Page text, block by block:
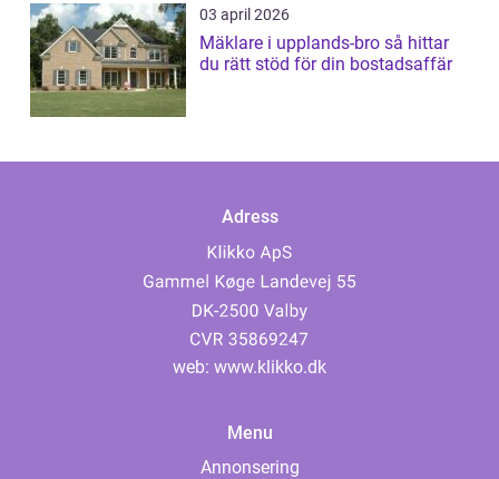
03 april 2026
Mäklare i upplands-bro så hittar
du rätt stöd för din bostadsaffär
Adress
web: www.klikko.dk
Menu
Annonsering